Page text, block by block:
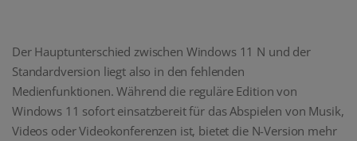
Der Hauptunterschied zwischen Windows 11 N und der
Standardversion liegt also in den fehlenden
Medienfunktionen. Während die reguläre Edition von
Windows 11 sofort einsatzbereit für das Abspielen von Musik,
Videos oder Videokonferenzen ist, bietet die N-Version mehr